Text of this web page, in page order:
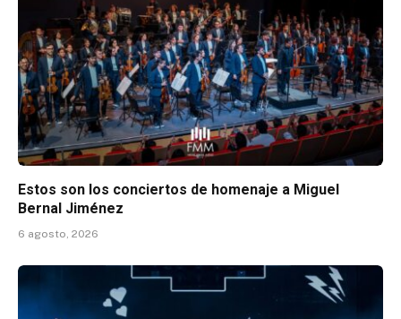
Estos son los conciertos de homenaje a Miguel
Bernal Jiménez
6 agosto, 2026